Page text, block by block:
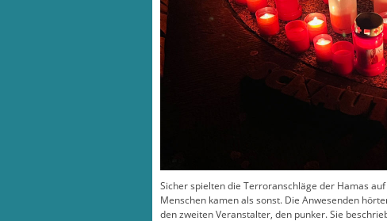
Sicher spielten die Terroranschläge der Hamas
Menschen kamen als sonst. Die Anwesenden
den zweiten Veranstalter, den punker. Sie